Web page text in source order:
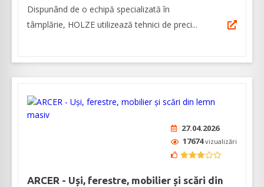
Dispunând de o echipă specializată în
tâmplărie, HOLZE utilizează tehnici de preci...
27.04.2026
17674vizualizări
ARCER - Uși, ferestre, mobilier și scări din